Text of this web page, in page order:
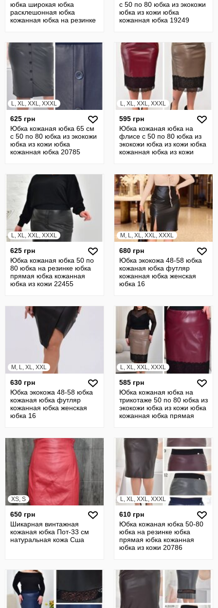
юбка широкая юбка
расклешонная юбка
кожанная юбка на резинке
с 50 по 80 юбка из экокожи
юбка из кожи юбка
кожанная юбка 19249
L, XL, XXL, XXXL
625 грн
Юбка кожаная юбка 65 см
с 50 по 80 юбка из экокожи
юбка из кожи юбка
кожанная юбка 20785
L, XL, XXL, XXXL
595 грн
Юбка кожаная юбка на
флисе с 50 по 80 юбка из
экокожи юбка из кожи юбка
кожанная юбка из кожи
L, XL, XXL, XXXL
625 грн
Юбка кожаная юбка 50 по
80 юбка на резинке юбка
прямая юбка кожанная
юбка из кожи 22455
M, L, XL, XXL, XXXL
680 грн
Юбка экокожа 48-58 юбка
кожаная юбка футляр
кожанная юбка женская
юбка 16
M, L, XL, XXL
630 грн
Юбка экокожа 48-58 юбка
кожаная юбка футляр
кожанная юбка женская
юбка 16
L, XL, XXL, XXXL
585 грн
Юбка кожаная юбка на
трикотаже 50 по 80 юбка из
экокожи юбка из кожи юбка
кожанная юбка прямая
XS, S
650 грн
Шикарная винтажная
кожаная юбка Пот-33 см
натуральная кожа Сша
L, XL, XXL, XXXL
610 грн
Юбка кожаная юбка 50-80
юбка на резинке юбка
прямая юбка кожанная
юбка из кожи 20786